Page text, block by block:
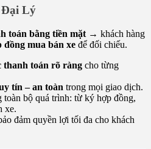
Đại Lý
toán bằng tiền mặt → khách hàng
mua bán xe để đối chiếu.
thanh toán rõ ràng cho từng
tín – an toàn trong mọi giao dịch.
toàn bộ quá trình: từ ký hợp đồng,
xe.
đảm quyền lợi tối đa cho khách